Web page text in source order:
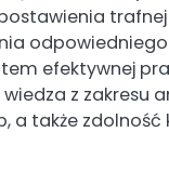
efektywnej
z zakresu
a także zdolność